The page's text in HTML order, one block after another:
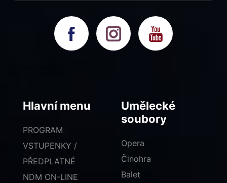
Hlavní menu
PROGRAM
VSTUPENKY /
PŘEDPLATNÉ
NDM ON-LINE
Umělecké
soubory
Opera
Činohra
Balet